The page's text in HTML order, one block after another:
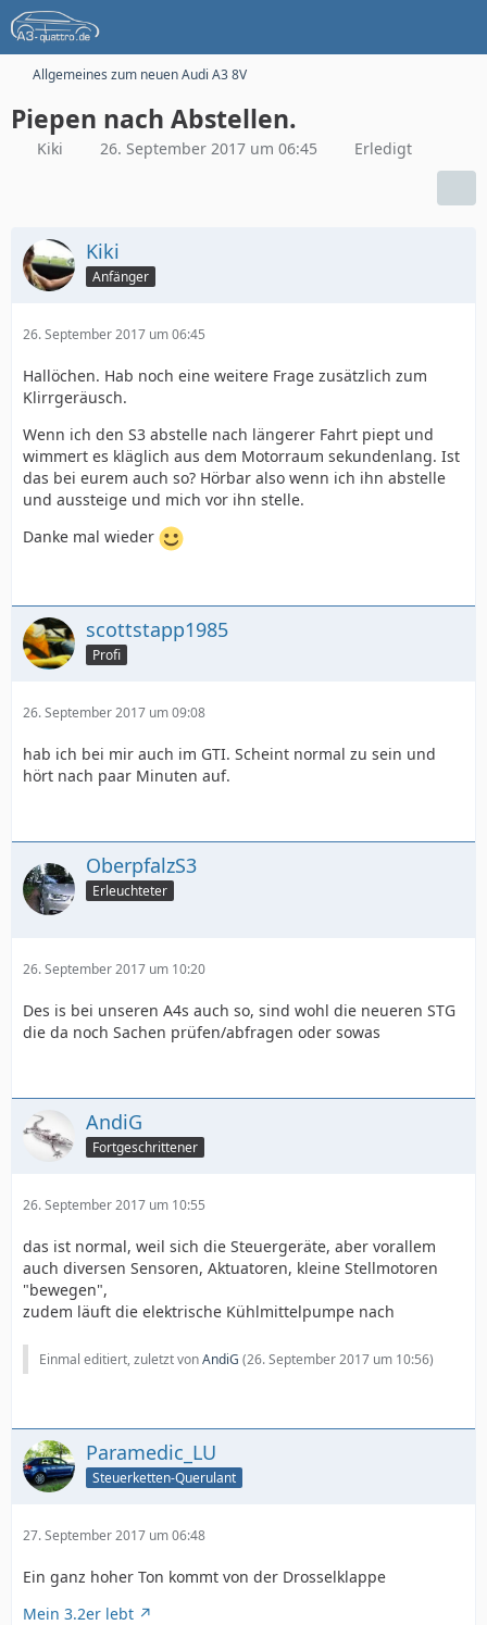
Allgemeines zum neuen Audi A3 8V
Piepen nach Abstellen.
Kiki 26. September 2017 um 06:45 Erledigt
Kiki
Anfänger
26. September 2017 um 06:45
Hallöchen. Hab noch eine weitere Frage zusätzlich zum
Klirrgeräusch.
Wenn ich den S3 abstelle nach längerer Fahrt piept und
wimmert es kläglich aus dem Motorraum sekundenlang. Ist
das bei eurem auch so? Hörbar also wenn ich ihn abstelle
und aussteige und mich vor ihn stelle.
Danke mal wieder
scottstapp1985
Profi
26. September 2017 um 09:08
hab ich bei mir auch im GTI. Scheint normal zu sein und
hört nach paar Minuten auf.
OberpfalzS3
Erleuchteter
26. September 2017 um 10:20
Des is bei unseren A4s auch so, sind wohl die neueren STG
die da noch Sachen prüfen/abfragen oder sowas
AndiG
Fortgeschrittener
26. September 2017 um 10:55
das ist normal, weil sich die Steuergeräte, aber vorallem
auch diversen Sensoren, Aktuatoren, kleine Stellmotoren
"bewegen",
zudem läuft die elektrische Kühlmittelpumpe nach
Einmal editiert, zuletzt vonAndiG (26. September 2017 um 10:56)
Paramedic_LU
Steuerketten-Querulant
27. September 2017 um 06:48
Ein ganz hoher Ton kommt von der Drosselklappe
Mein 3.2er lebt